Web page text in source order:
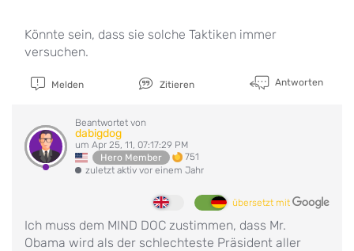
Könnte sein, dass sie solche Taktiken immer
versuchen.
Melden Zitieren Antworten
Beantwortet von
dabigdog
um Apr 25, 11, 07:17:29 PM
Hero Member
751
zuletzt aktiv vor einem Jahr
übersetzt mit
Ich muss dem MIND DOC zustimmen, dass Mr.
Obama wird als der schlechteste Präsident aller